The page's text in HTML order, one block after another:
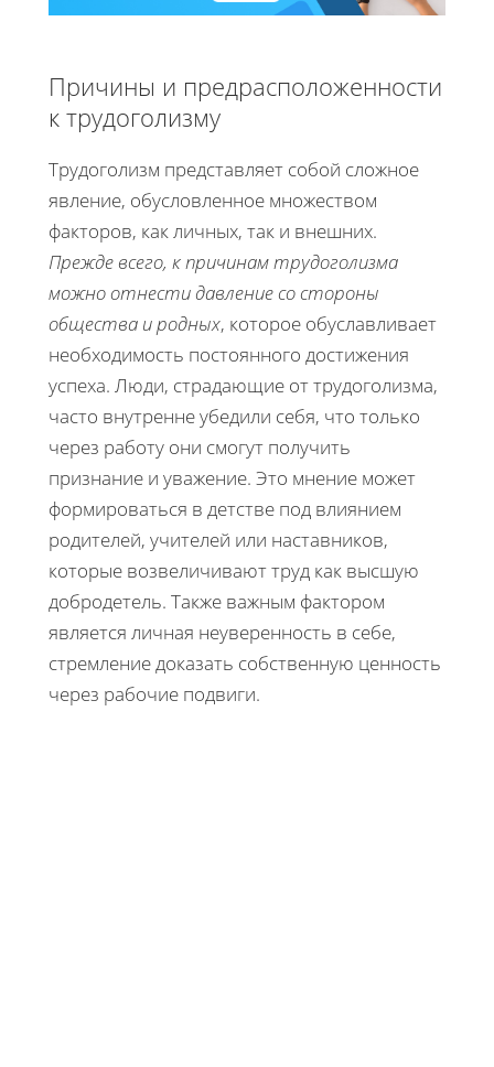
Причины и предрасположенности
к трудоголизму
Трудоголизм представляет собой сложное
явление, обусловленное множеством
факторов, как личных, так и внешних.
Прежде всего, к причинам трудоголизма
можно отнести давление со стороны
общества и родных, которое обуславливает
необходимость постоянного достижения
успеха. Люди, страдающие от трудоголизма,
часто внутренне убедили себя, что только
через работу они смогут получить
признание и уважение. Это мнение может
формироваться в детстве под влиянием
родителей, учителей или наставников,
которые возвеличивают труд как высшую
добродетель. Также важным фактором
является личная неуверенность в себе,
стремление доказать собственную ценность
через рабочие подвиги.